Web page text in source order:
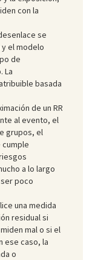
con la
se
el modelo
de
La
basada
de un RR
al evento, el
grupos, el
a lo largo
poco
una medida
residual si
mal o si el
ese caso, la
o